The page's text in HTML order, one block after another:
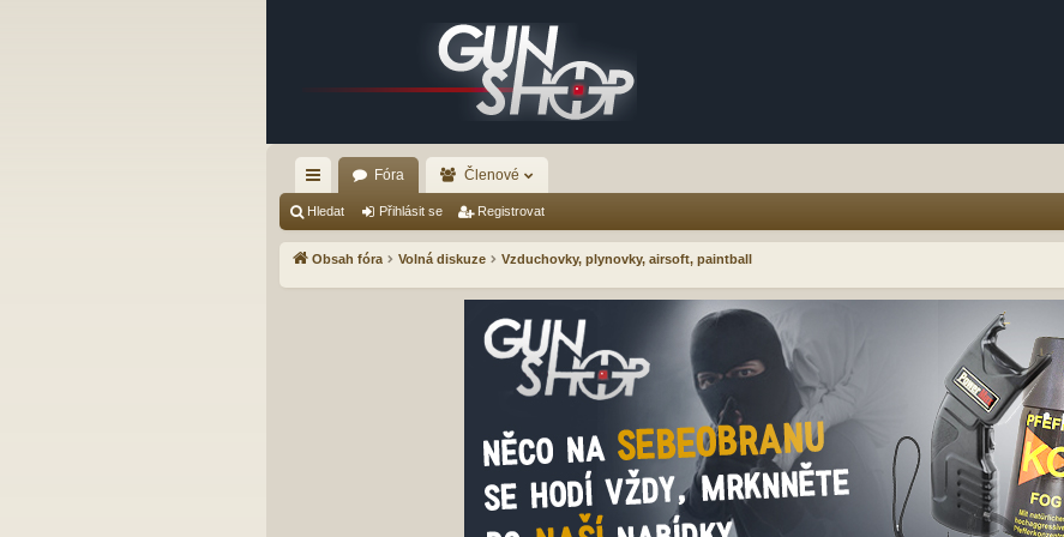
yc
hl
Fóra Členové
Hledat Přihlásit se Registrovat
Obsah fóra Volná diskuze Vzduchovky, plynovky, airsoft, paintball